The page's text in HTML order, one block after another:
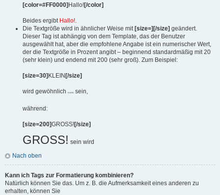
[color=#FF0000] Hallo![/color]
Beides ergibt Hallo!.
Die Textgröße wird in ähnlicher Weise mit [size=][/size] geändert.
Dieser Tag ist abhängig von dem Template, das der Benutzer
ausgewählt hat, aber die empfohlene Angabe ist ein numerischer Wert,
der die Textgröße in Prozent angibt – beginnend standardmäßig mit 20
(sehr klein) und endend mit 200 (sehr groß). Zum Beispiel:
[size=30] KLEIN [/size]
wird gewöhnlich KLEIN sein,
während:
[size=200]GROSS![/size]
GROSS! sein wird
Nach oben
Kann ich Tags zur Formatierung kombinieren?
Natürlich können Sie das. Um z. B. die Aufmerksamkeit eines anderen zu
erhalten, können Sie